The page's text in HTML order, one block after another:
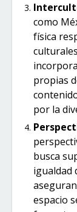
como
física
propias
por la
busca
igualdad
espacio